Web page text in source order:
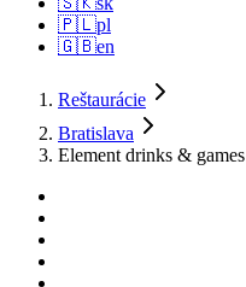
🇵🇱pl
🇬🇧en
Reštaurácie
Bratislava
Element drinks & games